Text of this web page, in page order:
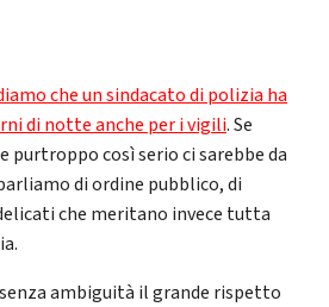
che un sindacato di polizia ha
di notte anche per i vigili. Se
purtroppo così serio ci sarebbe da
di ordine pubblico, di
che meritano invece tutta
ambiguità il grande rispetto